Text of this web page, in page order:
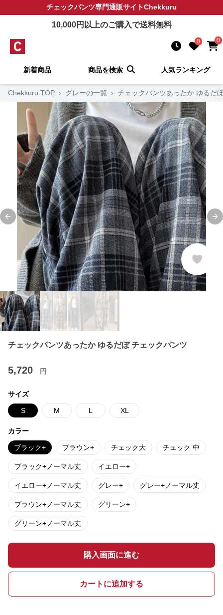
チェックパンツ専門通販サイトChekkuru
10,000円以上のご購入で送料無料
0 0
新着商品 商品を検索 人気ランキング
Chekkuru TOP › グレーの一覧 › チェックパンツあったか ゆるだ
Previous slide
チェックパンツあったか ゆるだぼ チェックパンツ
5,720 円
サイズ
S M L XL
カラー
ブラック+ ブラウン+ チェック大 チェック 中
ブラック+ノーマル丈 イエロー+
イエロー+ノーマル丈 グレー+ グレー+ノーマル丈
ブラウン+ノーマル丈 グリーン+
グリーン+ノーマル丈
購入画面に進む
カートに追加する